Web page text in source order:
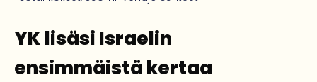
YK lisäsi Israelin
ensimmäistä kertaa